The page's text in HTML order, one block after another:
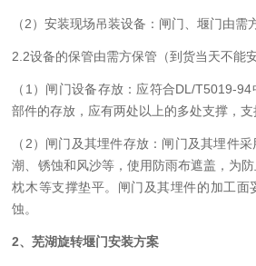
（2）安装现场吊装设备：闸门、堰门由需
2.2设备的保管由需方保管（到货当天不能
（1）闸门设备存放：应符合DL/T5019-
部件的存放，应有两处以上的多处支撑，支
（2）闸门及其埋件存放：闸门及其埋件
潮、锈蚀和风沙等，使用防雨布遮盖，为
枕木等支撑垫平。闸门及其埋件的加工面
蚀。
2、芜湖旋转堰门安装方案